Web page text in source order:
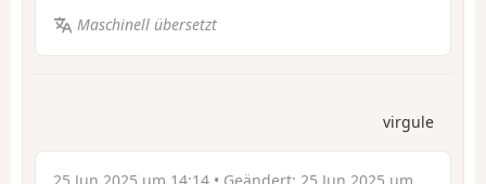
Maschinell übersetzt
virgule